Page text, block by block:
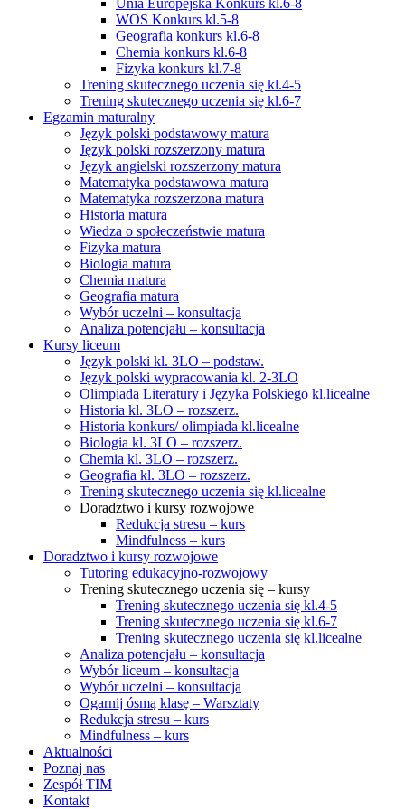
Unia Europejska Konkurs kl.6-8
WOS Konkurs kl.5-8
Geografia konkurs kl.6-8
Chemia konkurs kl.6-8
Fizyka konkurs kl.7-8
Trening skutecznego uczenia się kl.4-5
Trening skutecznego uczenia się kl.6-7
Egzamin maturalny
Język polski podstawowy matura
Język polski rozszerzony matura
Język angielski rozszerzony matura
Matematyka podstawowa matura
Matematyka rozszerzona matura
Historia matura
Wiedza o społeczeństwie matura
Fizyka matura
Biologia matura
Chemia matura
Geografia matura
Wybór uczelni – konsultacja
Analiza potencjału – konsultacja
Kursy liceum
Język polski kl. 3LO – podstaw.
Język polski wypracowania kl. 2-3LO
Olimpiada Literatury i Języka Polskiego kl.licealne
Historia kl. 3LO – rozszerz.
Historia konkurs/ olimpiada kl.licealne
Biologia kl. 3LO – rozszerz.
Chemia kl. 3LO – rozszerz.
Geografia kl. 3LO – rozszerz.
Trening skutecznego uczenia się kl.licealne
Doradztwo i kursy rozwojowe
Redukcja stresu – kurs
Mindfulness – kurs
Doradztwo i kursy rozwojowe
Tutoring edukacyjno-rozwojowy
Trening skutecznego uczenia się – kursy
Trening skutecznego uczenia się kl.4-5
Trening skutecznego uczenia się kl.6-7
Trening skutecznego uczenia się kl.licealne
Analiza potencjału – konsultacja
Wybór liceum – konsultacja
Wybór uczelni – konsultacja
Ogarnij ósmą klasę – Warsztaty
Redukcja stresu – kurs
Mindfulness – kurs
Aktualności
Poznaj nas
Zespół TIM
Kontakt